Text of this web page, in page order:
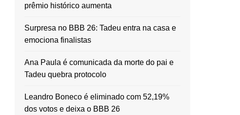
prêmio histórico aumenta
Surpresa no BBB 26: Tadeu entra na casa e
emociona finalistas
Ana Paula é comunicada da morte do pai e
Tadeu quebra protocolo
Leandro Boneco é eliminado com 52,19%
dos votos e deixa o BBB 26